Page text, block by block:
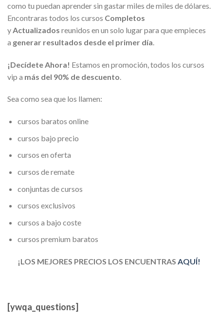
como tu puedan aprender sin gastar miles de miles de dólares.
Encontraras todos los cursos Completos
y Actualizados reunidos en un solo lugar para que empieces
a generar resultados desde el primer día
¡Decídete Ahora! Estamos en promoción, todos los cursos
vip a más del 90% de descuento
Sea como sea que los llamen:
cursos baratos online
cursos bajo precio
cursos en oferta
cursos de remate
conjuntas de cursos
cursos exclusivos
cursos a bajo coste
cursos premium baratos
¡LOS MEJORES PRECIOS LOS ENCUENTRAS AQUÍ!
[ywqa_questions]